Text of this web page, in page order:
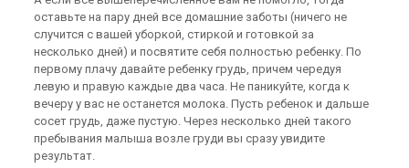
оставьте на пару дней все домашние заботы (ничего не
случится с вашей уборкой, стиркой и готовкой за
несколько дней) и посвятите себя полностью ребенку. По
первому плачу давайте ребенку грудь, причем чередуя
левую и правую каждые два часа. Не паникуйте, когда к
вечеру у вас не останется молока. Пусть ребенок и дальше
сосет грудь, даже пустую. Через несколько дней такого
пребывания малыша возле груди вы сразу увидите
результат.